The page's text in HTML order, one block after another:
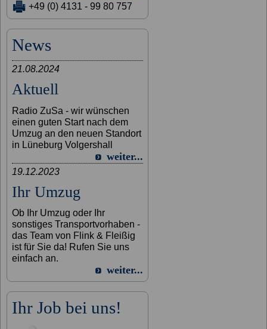
+49 (0) 4131 - 99 80 757
News
21.08.2024
Aktuell
Radio ZuSa - wir wünschen
einen guten Start nach dem
Umzug an den neuen Standort
in Lüneburg Volgershall
weiter...
19.12.2023
Ihr Umzug
Ob Ihr Umzug oder Ihr
sonstiges Transportvorhaben -
das Team von Flink & Fleißig
ist für Sie da! Rufen Sie uns
einfach an.
weiter...
Ihr Job bei uns!